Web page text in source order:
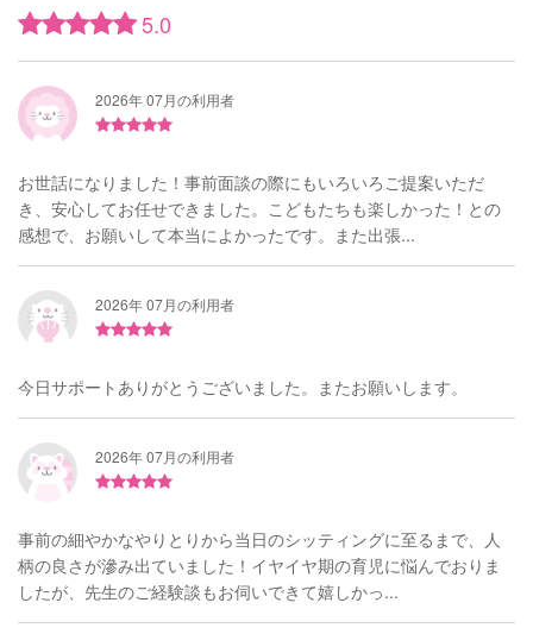
5.0
2026年 07月の利用者
お世話になりました！事前面談の際にもいろいろご提案いただ
き、安心してお任せできました。こどもたちも楽しかった！との
感想で、お願いして本当によかったです。また出張...
2026年 07月の利用者
今日サポートありがとうございました。またお願いします。
2026年 07月の利用者
事前の細やかなやりとりから当日のシッティングに至るまで、人
柄の良さが滲み出ていました！イヤイヤ期の育児に悩んでおりま
したが、先生のご経験談もお伺いできて嬉しかっ...